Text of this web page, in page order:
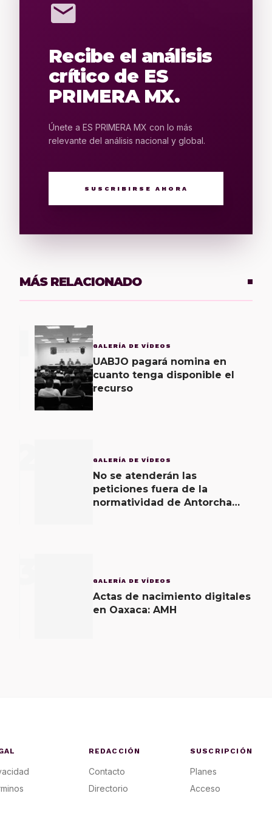
mail
Recibe el análisis
crítico de ES
PRIMERA MX.
Únete a ES PRIMERA MX con lo más
relevante del análisis nacional y global.
SUSCRIBIRSE AHORA
MÁS RELACIONADO
GALERÍA DE VÍDEOS
UABJO pagará nomina en
cuanto tenga disponible el
recurso
GALERÍA DE VÍDEOS
No se atenderán las
peticiones fuera de la
normatividad de Antorcha
GALERÍA DE VÍDEOS
Actas de nacimiento digitales
en Oaxaca: AMH
REDACCIÓN
Contacto
Directorio
SUSCRIPCIÓN
Planes
Acceso